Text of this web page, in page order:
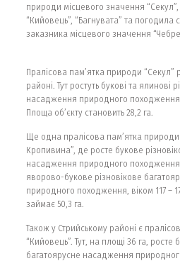
природи місцевого значення
“Кийовець”, “Багнувата” та
заказника місцевого значення
Пралісова пам’ятка природи
районі. Тут ростуть букові та ялинові
насадження природного походження,
Площа об’єкту становить 28,2 га.
Ще одна пралісова пам’ятка
Кропивина”, де росте букове
насадження природного
яворово-букове різновікове
природного походження, віком 117 –
займає 50,3 га.
Також у Стрийському районі є
“Кийовець”. Тут, на площі 36 га, росте
багатоярусне насадження